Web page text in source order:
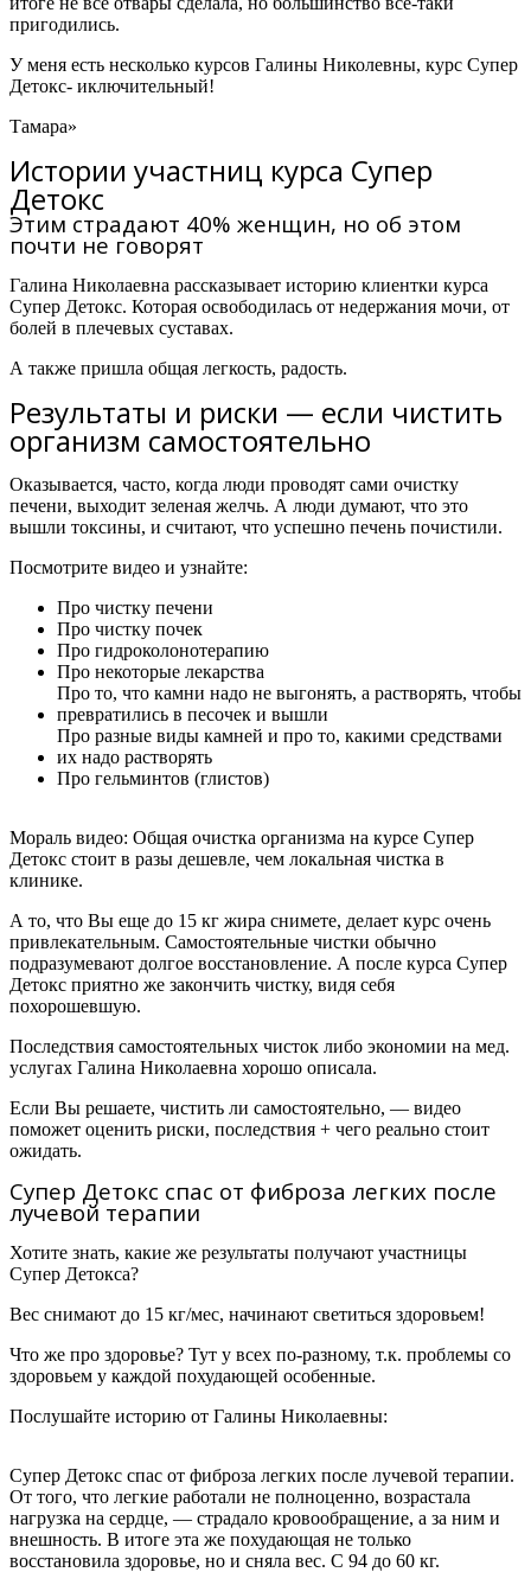
пригодились.
У меня есть несколько курсов Галины Николевны, курс Супер
Детокс- иключительный!
Тамара»
Истории участниц курса Супер
Детокс
Этим страдают 40% женщин, но об этом
почти не говорят
Галина Николаевна рассказывает историю клиентки курса
Супер Детокс. Которая освободилась от недержания мочи, от
болей в плечевых суставах.
А также пришла общая легкость, радость.
Результаты и риски — если чистить
организм самостоятельно
Оказывается, часто, когда люди проводят сами очистку
печени, выходит зеленая желчь. А люди думают, что это
вышли токсины, и считают, что успешно печень почистили.
Посмотрите видео и узнайте:
Про чистку печени
Про чистку почек
Про гидроколонотерапию
Про некоторые лекарства
Про то, что камни надо не выгонять, а растворять, чтобы
превратились в песочек и вышли
Про разные виды камней и про то, какими средствами
их надо растворять
Про гельминтов (глистов)
Мораль видео: Общая очистка организма на курсе Супер
Детокс стоит в разы дешевле, чем локальная чистка в
клинике.
А то, что Вы еще до 15 кг жира снимете, делает курс очень
привлекательным. Самостоятельные чистки обычно
подразумевают долгое восстановление. А после курса Супер
Детокс приятно же закончить чистку, видя себя
похорошевшую.
Последствия самостоятельных чисток либо экономии на мед.
услугах Галина Николаевна хорошо описала.
Если Вы решаете, чистить ли самостоятельно, — видео
поможет оценить риски, последствия + чего реально стоит
ожидать.
Супер Детокс спас от фиброза легких после
лучевой терапии
Хотите знать, какие же результаты получают участницы
Супер Детокса?
Вес снимают до 15 кг/мес, начинают светиться здоровьем!
Что же про здоровье? Тут у всех по-разному, т.к. проблемы со
здоровьем у каждой похудающей особенные.
Послушайте историю от Галины Николаевны:
Супер Детокс спас от фиброза легких после лучевой терапии.
От того, что легкие работали не полноценно, возрастала
нагрузка на сердце, — страдало кровообращение, а за ним и
внешность. В итоге эта же похудающая не только
восстановила здоровье, но и сняла вес. С 94 до 60 кг.